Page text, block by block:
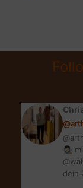
|
TOLLE
MÖBEL
&
dein